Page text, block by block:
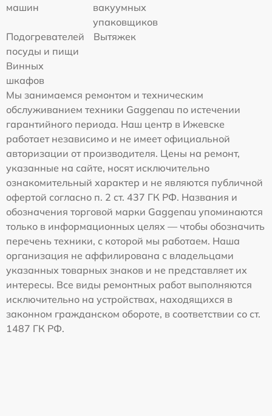
машин
вакуумных
упаковщиков
Подогревателей
посуды и пищи
Вытяжек
Винных
шкафов
Мы занимаемся ремонтом и техническим
обслуживанием техники Gaggenau по истечении
гарантийного периода. Наш центр в Ижевске
работает независимо и не имеет официальной
авторизации от производителя. Цены на ремонт,
указанные на сайте, носят исключительно
ознакомительный характер и не являются публичной
офертой согласно п. 2 ст. 437 ГК РФ. Названия и
обозначения торговой марки Gaggenau упоминаются
только в информационных целях — чтобы обозначить
перечень техники, с которой мы работаем. Наша
организация не аффилирована с владельцами
указанных товарных знаков и не представляет их
интересы. Все виды ремонтных работ выполняются
исключительно на устройствах, находящихся в
законном гражданском обороте, в соответствии со ст.
1487 ГК РФ.